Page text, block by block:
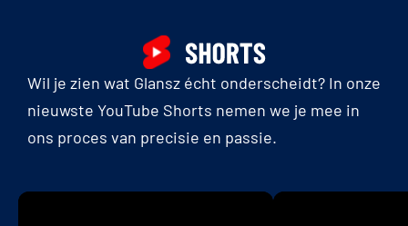
Wil je zien wat Glansz écht onderscheidt? In onze
nieuwste YouTube Shorts nemen we je mee in
ons proces van precisie en passie.